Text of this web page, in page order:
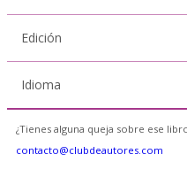
Edición
Idioma
¿Tienes alguna queja sobre ese
contacto@clubdeautores.com